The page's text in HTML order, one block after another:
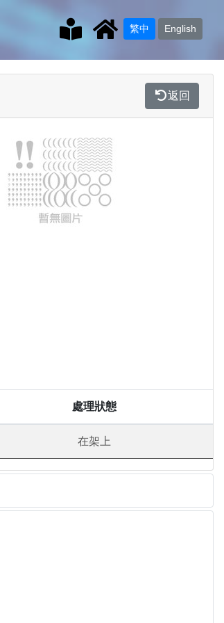
繁中 English
返回
Previous
處理狀態
在架上